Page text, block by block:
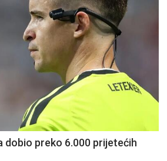
dobio preko 6.000 prijetećih